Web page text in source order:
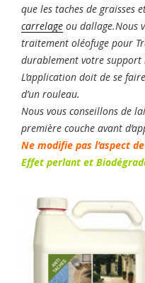
que les taches de graisses
carrelage ou dallage.Nous
traitement oléofuge pour
durablement votre
L’application doit de se
d’un rouleau.
Nous vous conseillons de
première couche avant
Ne modifie pas l’aspect
Effet perlant et